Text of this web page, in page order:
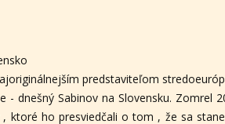
predstaviteľom
- dnešný Sabinov na Slovensku.
ktoré ho presviedčali o tom , že sa